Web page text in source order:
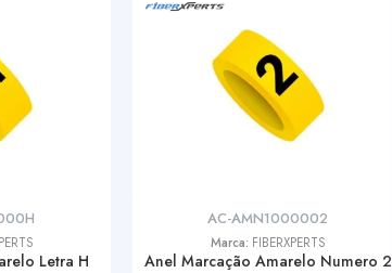
Letra H
AC-AMN1000002
Marca: FIBERXPERTS
Anel Marcação Amarelo Numero 2